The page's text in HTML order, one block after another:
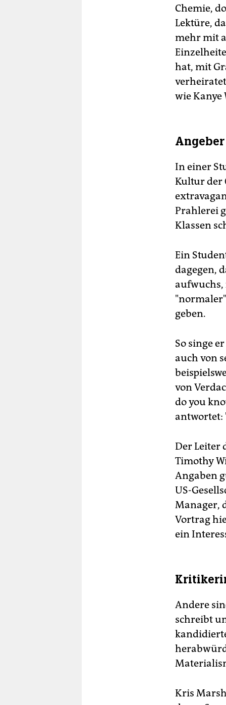
Chemie,
Lektüre,
mehr mit
hat, mit
wie Kanye
In einer
Kultur der
Prahlerei
Klassen
Ein
dagegen,
aufwuchs,
geben.
So singe
auch von
von
do you
antwortet:
Der Leiter
Timothy
Angaben
US-
Manager,
Vortrag
ein
Andere
schreibt
Kris